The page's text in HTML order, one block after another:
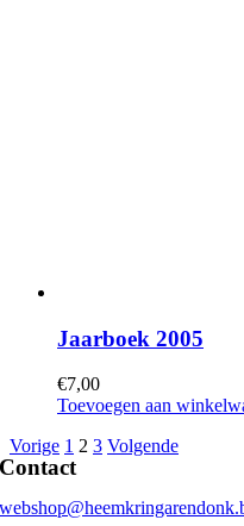
Jaarboek 2005
€7,00
Toevoegen aan
Vorige 1 2 3 Volgende
Contact